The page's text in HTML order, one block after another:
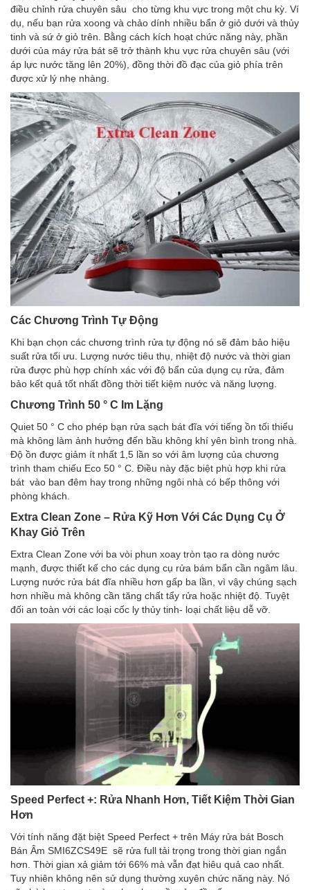
điều chỉnh rửa chuyên sâu cho từng khu vực trong một chu kỳ. Ví
dụ, nếu bạn rửa xoong và chảo dính nhiều bẩn ở giỏ dưới và thủy
tinh và sứ ở giỏ trên. Bằng cách kích hoạt chức năng này, phần
dưới của máy rửa bát sẽ trở thành khu vực rửa chuyên sâu (với
áp lực nước tăng lên 20%), đồng thời đồ đạc của giỏ phía trên
được xử lý nhẹ nhàng.
Các Chương Trình Tự Động
Khi bạn chọn các chương trình rửa tự động nó sẽ đảm bảo hiệu
suất rửa tối ưu. Lượng nước tiêu thụ, nhiệt độ nước và thời gian
rửa được phù hợp chính xác với độ bẩn của dụng cụ rửa, đảm
bảo kết quả tốt nhất đồng thời tiết kiệm nước và năng lượng.
Chương Trình 50 ° C Im Lặng
Quiet 50 ° C cho phép bạn rửa sạch bát đĩa với tiếng ồn tối thiểu
mà không làm ảnh hưởng đến bầu không khí yên bình trong nhà.
Độ ồn được giảm ít nhất 1,5 lần so với âm lượng của chương
trình tham chiếu Eco 50 ° C. Điều này đặc biệt phù hợp khi rửa
bát vào ban đêm hay trong những ngôi nhà có bếp thông với
phòng khách.
Extra Clean Zone – Rửa Kỹ Hơn Với Các Dụng Cụ Ở
Khay Giỏ Trên
Extra Clean Zone với ba vòi phun xoay tròn tạo ra dòng nước
mạnh, được thiết kế cho các dụng cụ rửa bám bẩn cần ngâm lâu.
Lượng nước rửa bát đĩa nhiều hơn gấp ba lần, vì vậy chúng sạch
hơn nhiều mà không cần tăng chất tẩy rửa hoặc nhiệt độ. Tuyệt
đối an toàn với các loại cốc ly thủy tinh- loại chất liệu dễ vỡ.
Speed Perfect +: Rửa Nhanh Hơn, Tiết Kiệm Thời Gian
Hơn
Với tính năng đặt biệt Speed Perfect + trên Máy rửa bát Bosch
Bán Âm SMI6ZCS49E sẽ rửa full tải trọng trong thời gian ngắn
hơn. Thời gian xả giảm tới 66% mà vẫn đạt hiêu quả cao nhất.
Tuy nhiên không nên sử dụng thường xuyên chức năng này. Nó